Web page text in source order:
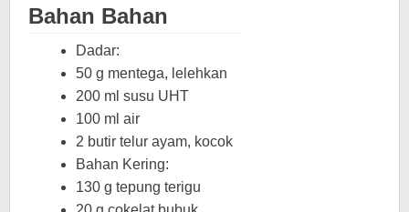
Bahan Bahan
Dadar:
50 g mentega, lelehkan
200 ml susu UHT
100 ml air
2 butir telur ayam, kocok
Bahan Kering:
130 g tepung terigu